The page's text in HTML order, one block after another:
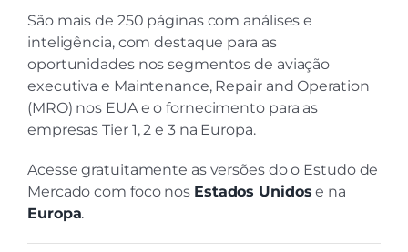
São mais de 250 páginas com análises e
inteligência, com destaque para as
oportunidades nos segmentos de aviação
executiva e Maintenance, Repair and Operation
(MRO) nos EUA e o fornecimento para as
empresas Tier 1, 2 e 3 na Europa.
Acesse gratuitamente as versões do o Estudo de
Mercado com foco nos Estados Unidos e na
Europa.